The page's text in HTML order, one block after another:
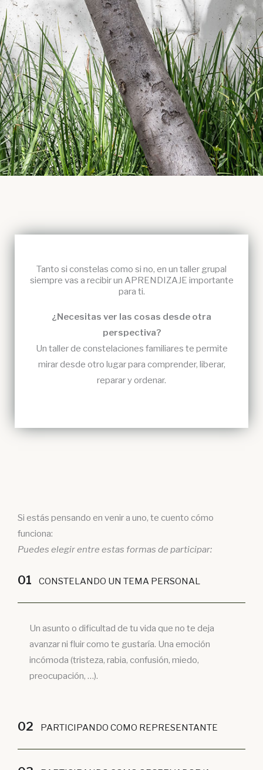
Tanto si constelas como si no, en un taller grupal
siempre vas a recibir un APRENDIZAJE importante
para ti.
¿Necesitas ver las cosas desde otra
perspectiva?
Un taller de constelaciones familiares te permite
mirar desde otro lugar para comprender, liberar,
reparar y ordenar.
Si estás pensando en venir a uno, te cuento cómo
funciona:
Puedes elegir entre estas formas de participar:
01 CONSTELANDO UN TEMA PERSONAL
Un asunto o dificultad de tu vida que no te deja
avanzar ni fluir como te gustaría. Una emoción
incómoda (tristeza, rabia, confusión, miedo,
preocupación, …).
02 PARTICIPANDO COMO REPRESENTANTE